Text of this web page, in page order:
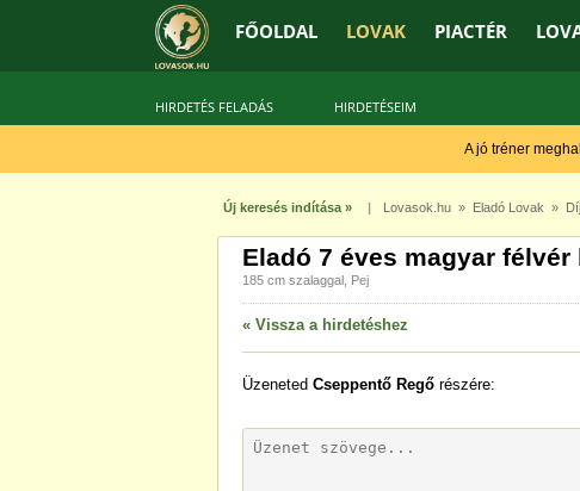
FŐOLDAL LOVAK PIACTÉR
HIRDETÉS FELADÁS HIRDETÉSEIM
A jó tréner
Új keresés indítása » | Lovasok.hu » Eladó Lovak »
Eladó 7 éves magyar félvér
185 cm szalaggal, Pej
« Vissza a hirdetéshez
Üzeneted Cseppentő Regő részére: